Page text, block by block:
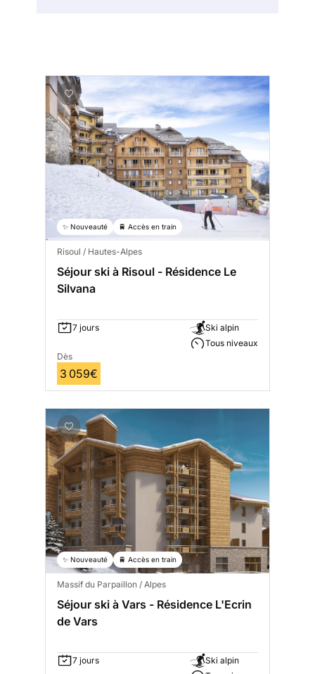
✨ Nouveauté 🚆 Accès en train
Risoul / Hautes-Alpes
Séjour ski à Risoul - Résidence Le
Silvana
7 jours
Ski alpin
Tous niveaux
Dès
3 059€
✨ Nouveauté 🚆 Accès en train
Massif du Parpaillon / Alpes
Séjour ski à Vars - Résidence L'Ecrin
de Vars
7 jours
Ski alpin